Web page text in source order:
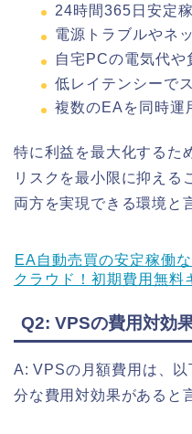
24時間365日安定
電源トラブルやネ
自宅PCの電気代や
低レイテンシーで
複数のEAを同時運
特に利益を最大化するた
リスクを最小限に抑える
両方を実現できる環境と
EA自動売買の安定稼働
クラウド！初期費用無料
Q2: VPSの費用対効
A: VPSの月額費用は、
分な費用対効果があると